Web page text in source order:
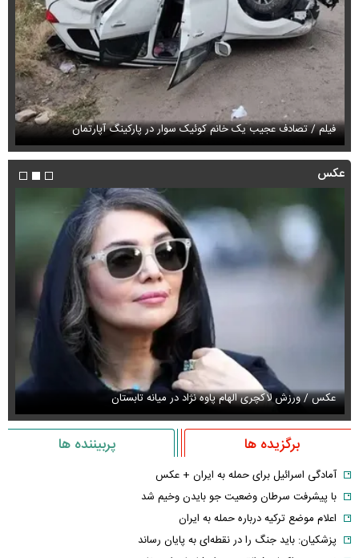
فیلم / تصادف عجیب یک خانم کوئیک سوار در پارکینگ آپارتمان
عکس
عکس / ورزش لاکچری الهام پاوه نژاد در میانه تابستان
برگزیده ها پربیننده ها
آمادگی اسرائیل برای حمله به ایران + عکس
با پیشرفت سرطان وضعیت جو بایدن وخیم شد
اعلام موضع ترکیه درباره حمله به ایران
پزشکیان: باید جنگ را در نقطه‌ای به پایان رساند